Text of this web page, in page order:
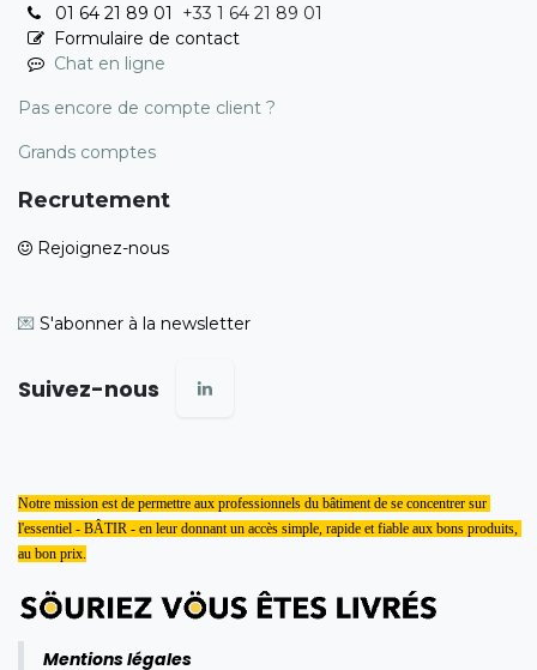
01 64 21 89 01 +33 1 64 21 89 01
Formulaire de contact
Chat en ligne
Pas encore de compte client ?
Grands comptes
Recrutement
Rejoignez-nous
💌 S'abonner à la newsletter
Suivez-nous
Notre mission est de permettre aux professionnels du bâtiment de se concentrer sur
l'essentiel - BÂTIR - en leur donnant un accès simple, rapide et fiable aux bons produits,
au bon prix.
Mentions légales